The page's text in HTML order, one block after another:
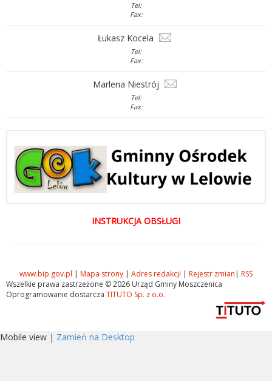
Tel:
Fax:
Łukasz Kocela
Tel:
Fax:
Marlena Niestrój
Tel:
Fax:
INSTRUKCJA OBSŁUGI
www.bip.gov.pl | Mapa strony | Adres redakcji | Rejestr zmian | RSS
Wszelkie prawa zastrzeżone © 2026 Urząd Gminy Moszczenica
Oprogramowanie dostarcza TITUTO Sp. z o.o.
Mobile view | Zamień na Desktop